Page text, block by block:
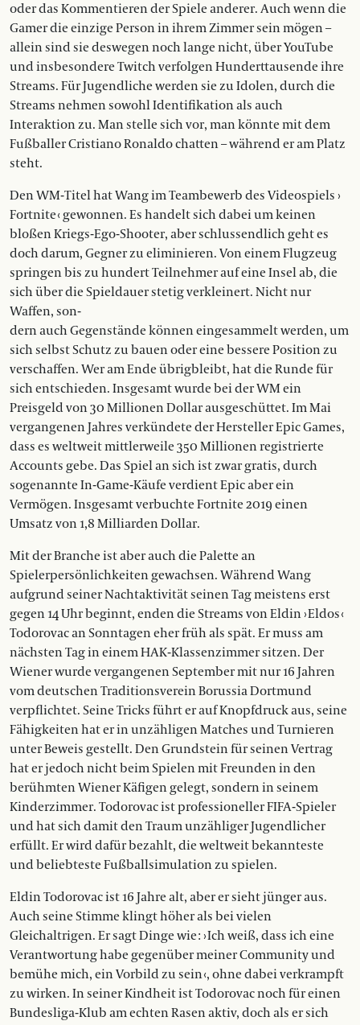
oder das Kommentieren der Spiele anderer. Auch wenn die
Gamer die einzige Person in ihrem Zimmer sein mögen –
allein sind sie deswegen noch lange nicht, über YouTube
und insbesondere Twitch verfolgen Hunderttausende ihre
Streams. Für Jugendliche werden sie zu Idolen, durch die
Streams nehmen sowohl Identifikation als auch
Interaktion zu. Man stelle sich vor, man könnte mit dem
Fußballer Cristiano Ronaldo chatten – während er am Platz
steht.
Den WM-Titel hat Wang im Teambewerb des Videospiels ›
Fortnite ‹ gewonnen. Es handelt sich dabei um keinen
bloßen Kriegs-Ego-Shooter, aber schluss­endlich geht es
doch darum, Gegner zu eliminieren. Von einem Flugzeug
springen bis zu hundert Teilnehmer auf eine Insel ab, die
sich über die Spieldauer stetig verkleinert. Nicht nur
Waffen, son-
dern auch Gegenstände können eingesammelt werden, um
sich selbst Schutz zu bauen oder eine bessere Position zu
verschaffen. Wer am Ende übrigbleibt, hat die Runde für
sich entschieden. Insgesamt wurde bei der WM ein
Preisgeld von 30 Millionen Dollar ausgeschüttet. Im Mai
vergangenen Jahres verkündete der Hersteller Epic Games,
dass es weltweit mittlerweile 350 Millionen registrierte
Accounts gebe. Das Spiel an sich ist zwar gratis, durch
sogenannte In-Game-Käufe verdient Epic aber ein
Vermögen. Insgesamt verbuchte Fortnite 2019 einen
Umsatz von 1,8 Milliarden Dollar.
Mit der Branche ist aber auch die ­Palette an
Spielerpersönlichkeiten gewachsen. Während Wang
aufgrund seiner Nachtaktivität seinen Tag meistens erst
gegen 14 Uhr beginnt, enden die Streams von Eldin › Eldos ‹
Todorovac an Sonntagen eher früh als spät. Er muss am
nächsten Tag in einem HAK-Klassenzimmer sitzen. Der
Wiener wurde vergangenen September mit nur 16 Jahren
vom deutschen Traditionsverein Borussia Dortmund
verpflichtet. Seine Tricks führt er auf Knopfdruck aus, seine
Fähigkeiten hat er in unzähligen Matches und Turnieren
unter Beweis gestellt. Den Grundstein für seinen Vertrag
hat er jedoch nicht beim Spielen mit Freunden in den
berühmten Wiener Käfigen gelegt, sondern in seinem
Kinderzimmer. Todorovac ist professioneller FIFA-Spieler
und hat sich damit den Traum unzähliger Jugendlicher
erfüllt. Er wird dafür bezahlt, die weltweit bekannteste
und beliebteste Fußballsimulation zu spielen.
Eldin Todorovac ist 16 Jahre alt, aber er sieht jünger aus.
Auch seine Stimme klingt höher als bei vielen
Gleichaltrigen. Er sagt Dinge wie : › Ich weiß, dass ich eine
Verantwortung habe gegenüber meiner Community und
bemühe mich, ein Vorbild zu sein ‹, ohne dabei verkrampft
zu wirken. In seiner Kindheit ist Todorovac noch für einen
Bundesliga-Klub am echten Rasen aktiv, doch als er sich